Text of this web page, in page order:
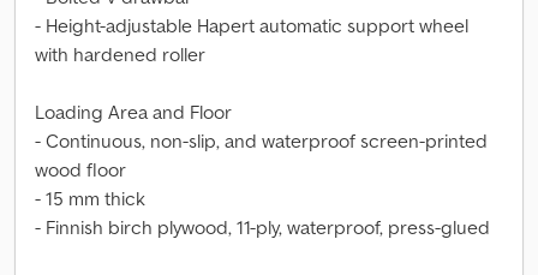
- Height-adjustable Hapert automatic support wheel
with hardened roller
Loading Area and Floor
- Continuous, non-slip, and waterproof screen-printed
wood floor
- 15 mm thick
- Finnish birch plywood, 11-ply, waterproof, press-glued